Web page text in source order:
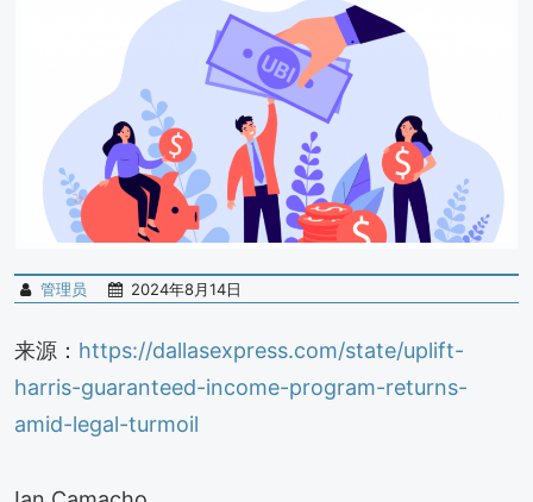
管理员 2024年8月14日
来源： https://dallasexpress.com/state/uplift-
harris-guaranteed-income-program-returns-
amid-legal-turmoil